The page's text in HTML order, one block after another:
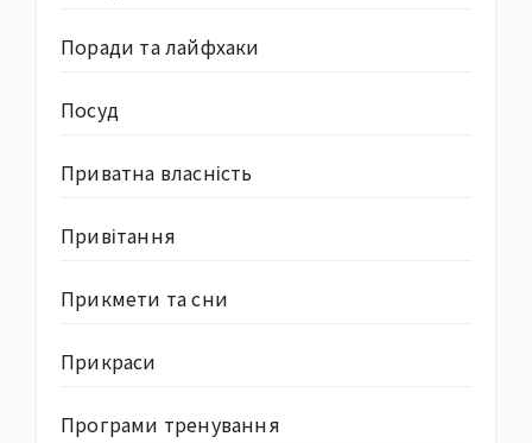
Поради та лайфхаки
Посуд
Приватна власність
Привітання
Прикмети та сни
Прикраси
Програми тренування